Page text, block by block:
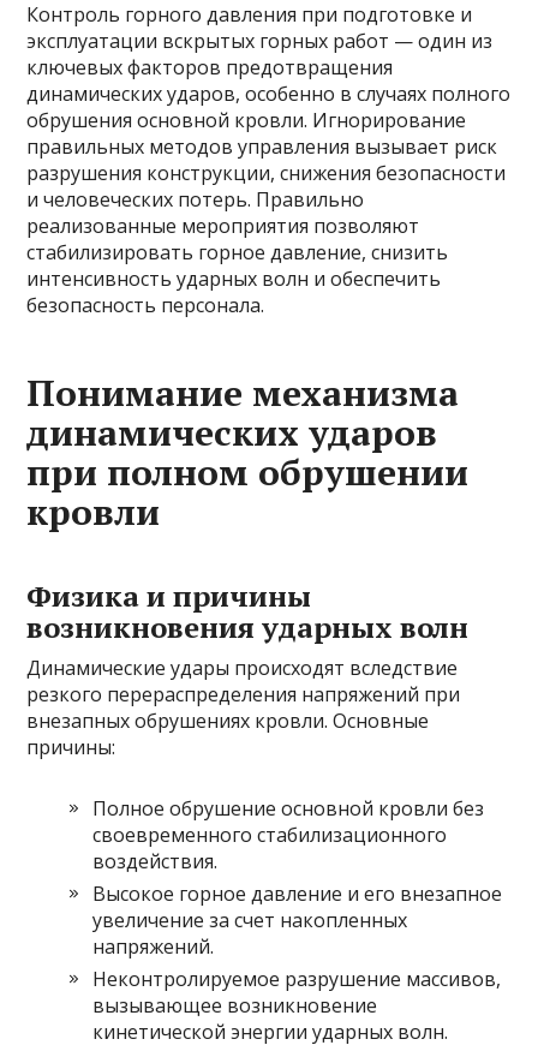
Контроль горного давления при подготовке и
эксплуатации вскрытых горных работ — один из
ключевых факторов предотвращения
динамических ударов, особенно в случаях полного
обрушения основной кровли. Игнорирование
правильных методов управления вызывает риск
разрушения конструкции, снижения безопасности
и человеческих потерь. Правильно
реализованные мероприятия позволяют
стабилизировать горное давление, снизить
интенсивность ударных волн и обеспечить
безопасность персонала.
Понимание механизма
динамических ударов
при полном обрушении
кровли
Физика и причины
возникновения ударных волн
Динамические удары происходят вследствие
резкого перераспределения напряжений при
внезапных обрушениях кровли. Основные
причины:
Полное обрушение основной кровли без
своевременного стабилизационного
воздействия.
Высокое горное давление и его внезапное
увеличение за счет накопленных
напряжений.
Неконтролируемое разрушение массивов,
вызывающее возникновение
кинетической энергии ударных волн.